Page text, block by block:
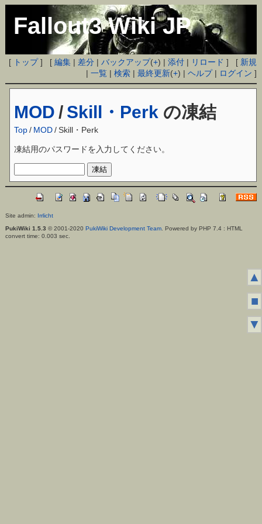
Fallout3 Wiki JP
[ トップ] [編集 | 差分 |バックアップ(+) |添付 | リロード ] [ 新規
|一覧 |検索 |最終更新(+) |ヘルプ| ログイン ]
MOD / Skill・Perk の凍結
Top / MOD/Skill・Perk
凍結用のパスワードを入力してください。
Site admin: Irrlicht
PukiWiki 1.5.3 © 2001-2020 PukiWiki Development Team. Powered by PHP 7.4 : HTML
convert time: 0.003 sec.
▲
■
▼